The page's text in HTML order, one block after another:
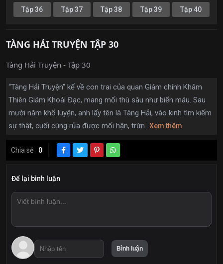
Tập 36 Tập 37 Tập 38 Tập 39 Tập 40
TÀNG HẢI TRUYỆN TẬP 30
Tàng Hải Truyện - Tập 30
“Tàng Hải Truyện” kể về con trai của quan Giám chính Khâm
Thiên Giám Khoái Đạc, mang mối thù sâu như biển máu. Sau
mười năm khổ luyện, anh lấy tên là Tàng Hải, vào kinh tìm kiếm
sự thật, cuối cùng rửa được mối hận, trừn...Xem thêm
Chia sẻ 0
Để lại bình luận